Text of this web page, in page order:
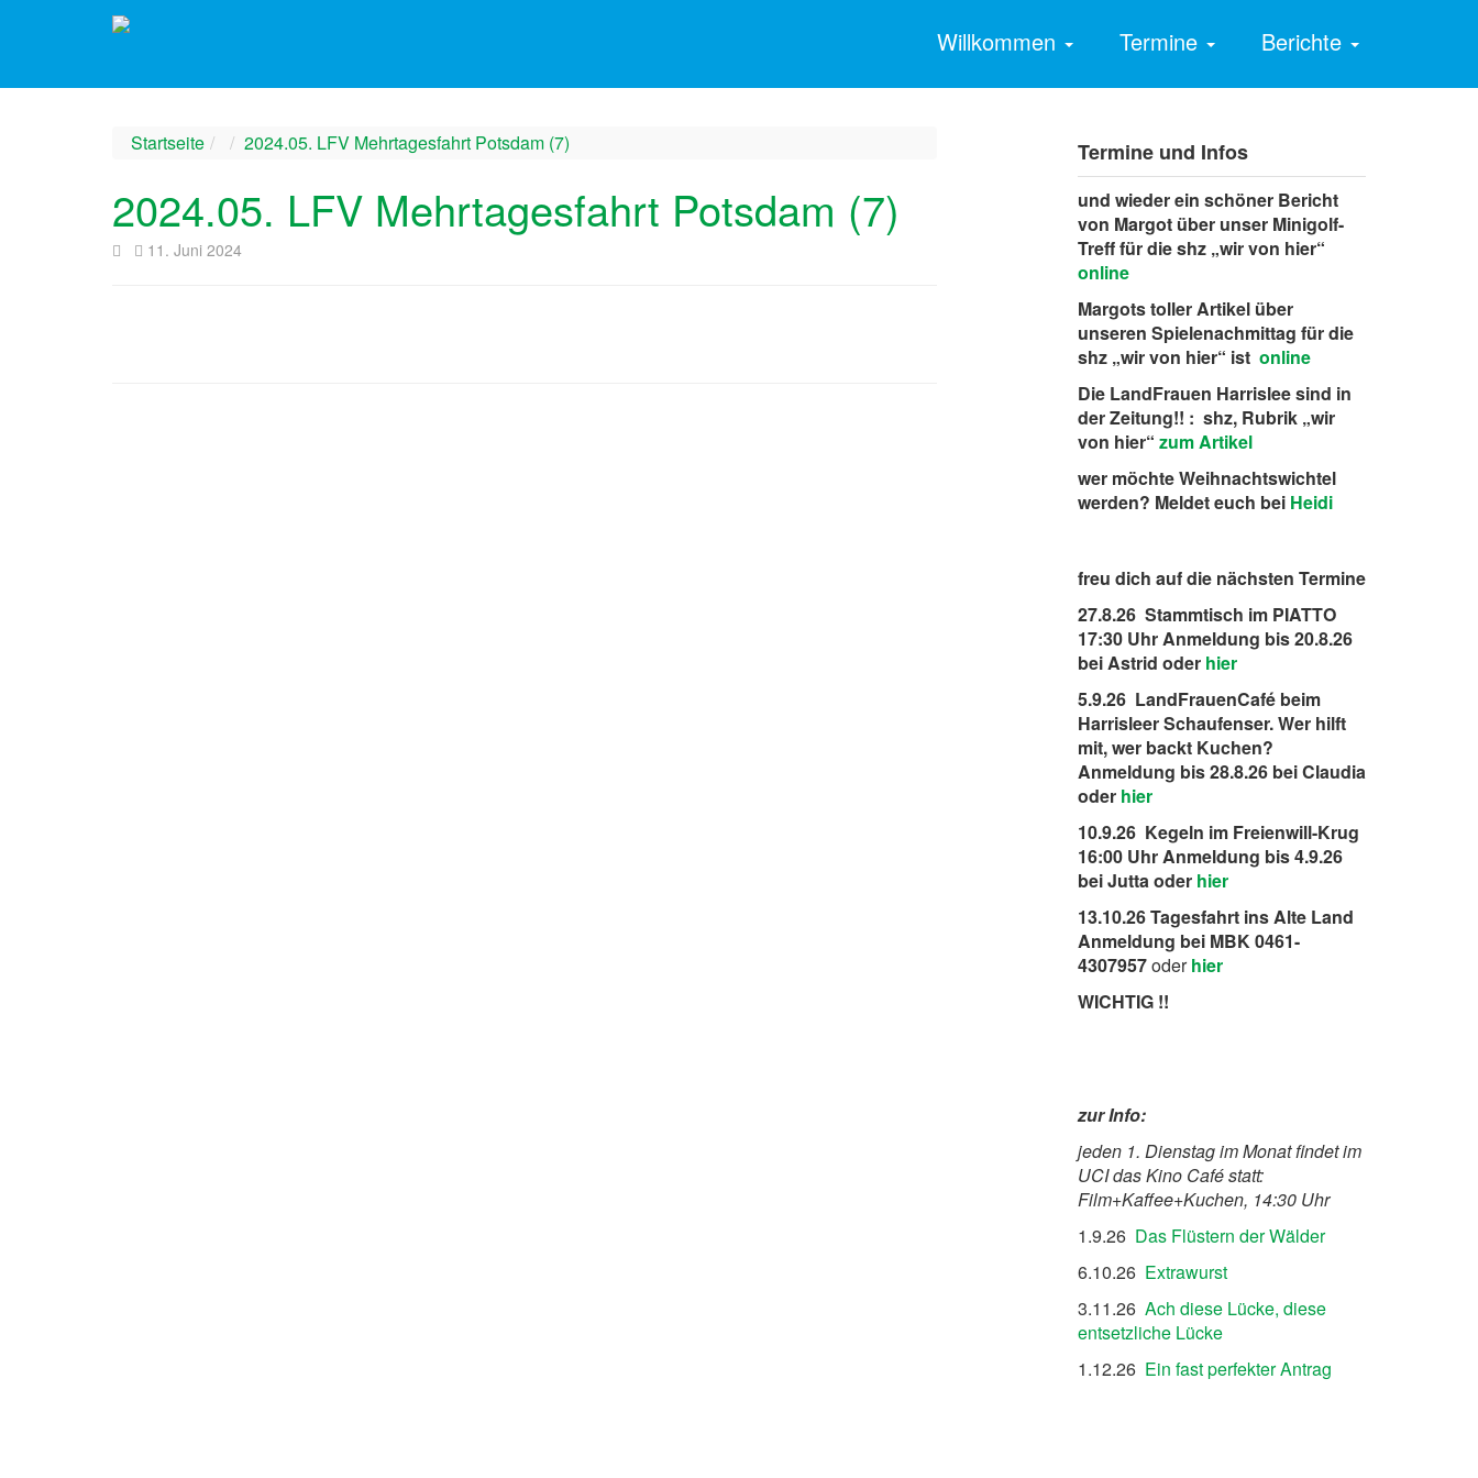
Willkommen Termine Berichte
Startseite 2024.05. LFV Mehrtagesfahrt Potsdam (7)
2024.05. LFV Mehrtagesfahrt Potsdam (7)
11. Juni 2024
Termine und Infos
und wieder ein schöner Bericht
von Margot über unser Minigolf-
Treff für die shz „wir von hier“
online
Margots toller Artikel über
unseren Spielenachmittag für die
shz „wir von hier“ ist online
Die LandFrauen Harrislee sind in
der Zeitung!! : shz, Rubrik „wir
von hier“ zum Artikel
wer möchte Weihnachtswichtel
werden? Meldet euch bei Heidi
freu dich auf die nächsten Termine
27.8.26 Stammtisch im PIATTO
17:30 Uhr Anmeldung bis 20.8.26
bei Astrid oderhier
5.9.26 LandFrauenCafé beim
Harrisleer Schaufenser. Wer hilft
mit, wer backt Kuchen?
Anmeldung bis 28.8.26 bei Claudia
oder hier
10.9.26 Kegeln im Freienwill-Krug
16:00 Uhr Anmeldung bis 4.9.26
bei Jutta oder hier
13.10.26 Tagesfahrt ins Alte Land
Anmeldung bei MBK 0461-
4307957oderhier
WICHTIG !!
zur Info:
jeden 1. Dienstag im Monat findet im
UCI das Kino Café statt:
Film+Kaffee+Kuchen, 14:30 Uhr
1.9.26 Das Flüstern der Wälder
6.10.26 Extrawurst
3.11.26 Ach diese Lücke, diese
entsetzliche Lücke
1.12.26 Ein fast perfekter Antrag